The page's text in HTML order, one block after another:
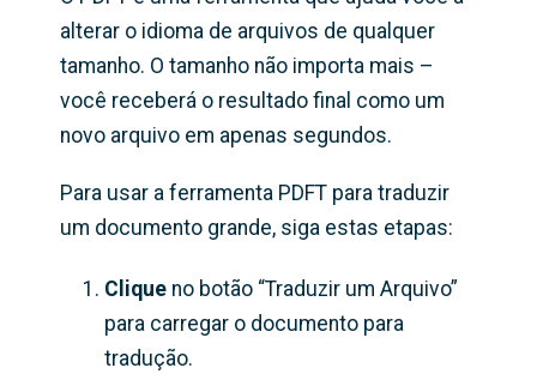
alterar o idioma de arquivos de qualquer
tamanho. O tamanho não importa mais –
você receberá o resultado final como um
novo arquivo em apenas segundos.
Para usar a ferramenta PDFT para traduzir
um documento grande, siga estas etapas:
Clique no botão “Traduzir um Arquivo”
para carregar o documento para
tradução.